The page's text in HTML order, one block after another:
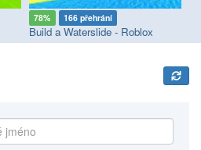
78% 166 přehrání
Build a Waterslide - Roblox